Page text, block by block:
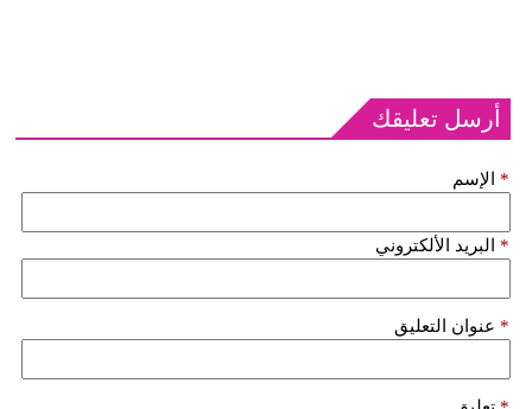
أرسل تعليقك
الإسم *
البريد الألكتروني *
عنوان التعليق *